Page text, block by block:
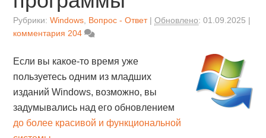
Рубрики:Windows Вопрос - Ответ Обновлено:01.09.2025
комментария 204
Если вы какое-то время уже
пользуетесь одним из младших
изданий Windows, возможно, вы
задумывались над его обновлением
до более красивой и функциональной